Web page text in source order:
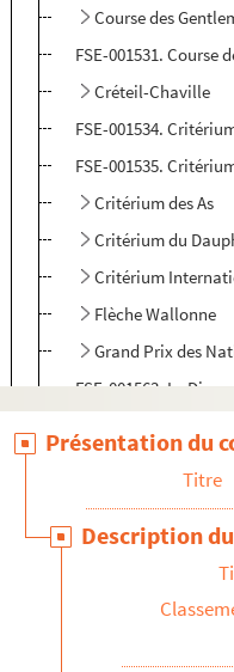
Course des
FSE-001531. Course
Créteil-Chaville
FSE-001534.
FSE-001535.
Critérium des As
Critérium du
Critérium
Flèche Wallonne
Grand Prix des
FSE-001563. Le Dissez
FSE-001588. Paris-
FSE-001604. Paris-
Présentation du
Titre
Description